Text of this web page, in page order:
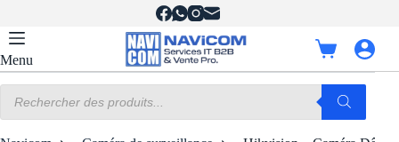
contenu
Menu
Panier
d’achat
produits